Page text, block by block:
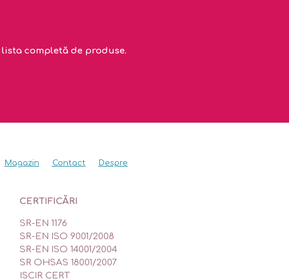
completă de produse.
Magazin Contact Despre
CERTIFICĂRI
SR-EN 1176
SR-EN ISO 9001/2008
SR-EN ISO 14001/2004
SR OHSAS 18001/2007
ISCIR CERT